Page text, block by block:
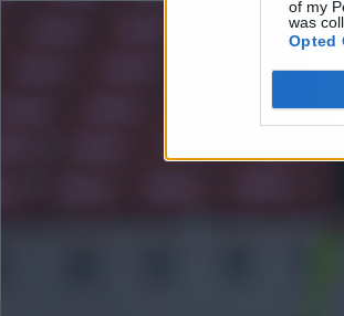
of my
was
Opted